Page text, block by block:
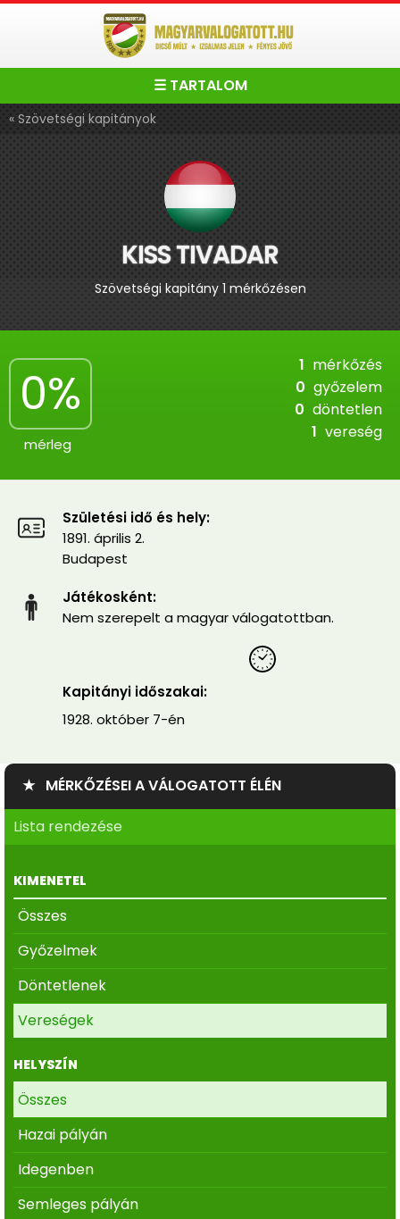
☰ TARTALOM
« Szövetségi kapitányok
KISS TIVADAR
Szövetségi kapitány 1 mérkőzésen
0%
mérleg
1 mérkőzés
0 győzelem
0 döntetlen
1 vereség
Születési idő és hely:
1891. április 2.
Budapest
Játékosként:
Nem szerepelt a magyar válogatottban.
Kapitányi időszakai:
1928. október 7-én
★ MÉRKŐZÉSEI A VÁLOGATOTT ÉLÉN
Lista rendezése
KIMENETEL
Összes
Győzelmek
Döntetlenek
Vereségek
HELYSZÍN
Összes
Hazai pályán
Idegenben
Semleges pályán